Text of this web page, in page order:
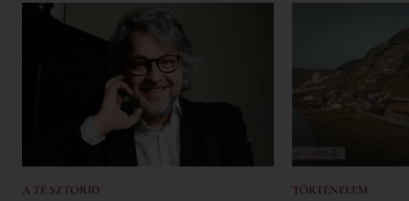
A TE SZTORID TÖRTÉNELEM